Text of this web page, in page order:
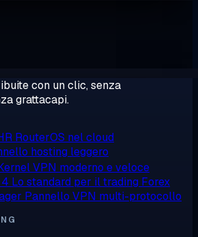
con un clic, senza
grattacapi.
RouterOS nel cloud
hosting leggero
VPN moderno e veloce
Lo standard per il trading Forex
Pannello VPN multi-protocollo